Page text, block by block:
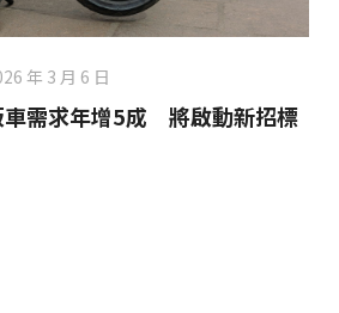
年 3 月 6 日
車需求年增5成 將啟動新招標